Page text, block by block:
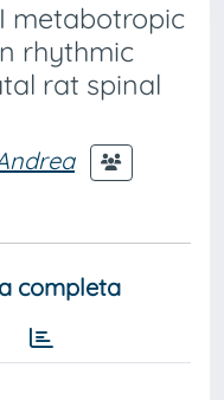
metabotropic
rhythmic
rat spinal
completa